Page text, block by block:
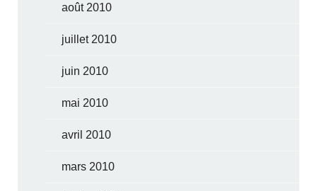
août 2010
juillet 2010
juin 2010
mai 2010
avril 2010
mars 2010